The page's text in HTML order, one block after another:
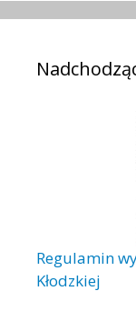
Regulamin
Kłodzkiej